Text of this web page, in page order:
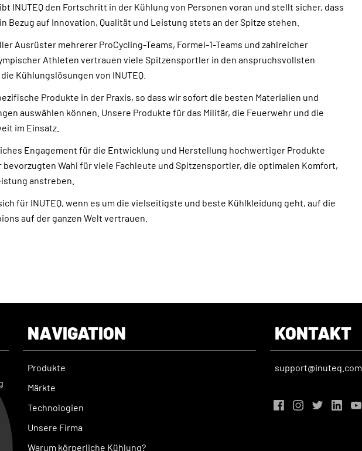
INUTEQ den Fortschritt in der Kühlung von Personen voran und stellt sicher, dass
Bezug auf Innovation, Qualität und Leistung stets an der Spitze stehen.
Ausrüster mehrerer ProCycling-Teams, Formel-1-Teams und zahlreicher
Athleten vertrauen viele Spitzensportler in den anspruchsvollsten
Kühlungslösungen von INUTEQ.
Produkte in der Praxis, so dass wir sofort die besten Materialien und
auswählen können. Unsere Produkte für das Militär, die Feuerwehr und die
im Einsatz.
Engagement für die Entwicklung und Herstellung hochwertiger Produkte
bevorzugten Wahl für viele Fachleute und Spitzensportler, die optimalen Komfort,
anstreben.
für INUTEQ, wenn es um die vielseitigste und beste Kühlkleidung geht, auf die
auf der ganzen Welt vertrauen.
NAVIGATION
Produkte
Märkte
Technologien
Unsere Firma
Warum körperliche Kühlung?
KONTAKT
support@inuteq.com